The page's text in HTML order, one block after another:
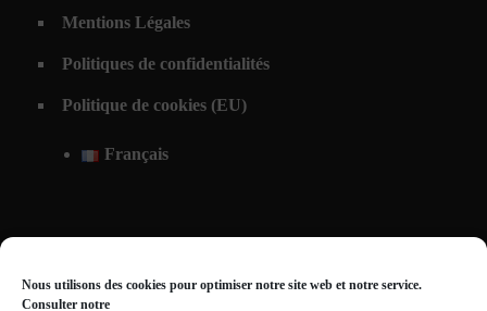
Nous utilisons des cookies pour optimiser notre site web et notre service.
Consulter notre
Mentions Légales
Politiques de confidentialités
Politique de cookies (EU)
Français